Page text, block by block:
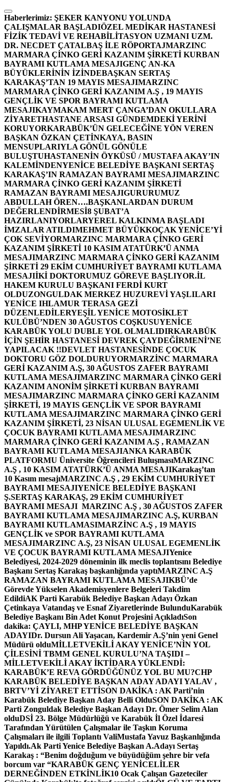
İçeriğe
atla
Haberlerimiz: ŞEKER KANYONU YOLUNDA
ÇALIŞMALAR BAŞLADIÖZEL MEDİKAR HASTANESİ
FİZİK TEDAVİ VE REHABİLİTASYON UZMANI UZM.
DR. NECDET ÇATALBAŞ İLE RÖPORTAJMARZINC
MARMARA ÇİNKO GERİ KAZANIM ŞİRKETİ KURBAN
BAYRAMI KUTLAMA MESAJIGENÇ AN-KA
BÜYÜKLERİNİN İZİNDEBAŞKAN SERTAŞ
KARAKAŞ’TAN 19 MAYIS MESAJIMARZINC
MARMARA ÇİNKO GERİ KAZANIM A.Ş , 19 MAYIS
GENÇLİK VE SPOR BAYRAMI KUTLAMA
MESAJIKAYMAKAM MERT ÇANGA’DAN OKULLARA
ZİYARETHASTANE ARSASI GÜNDEMDEKİ YERİNİ
KORUYORKARABÜK’ÜN GELECEĞİNE YÖN VEREN
BAŞKAN ÖZKAN ÇETİNKAYA, BASIN
MENSUPLARIYLA GÖNÜL GÖNÜLE
BULUŞTUHASTANENİN ÖYKÜSÜ / MUSTAFA AKAY’IN
KALEMİNDENYENİCE BELEDİYE BAŞKANI SERTAŞ
KARAKAŞ’IN RAMAZAN BAYRAMI MESAJIMARZINC
MARMARA ÇİNKO GERİ KAZANIM ŞİRKETİ
RAMAZAN BAYRAMI MESAJIGURURUMUZ
ABDULLAH ÖREN….BAŞKANLARDAN DURUM
DEĞERLENDİRMESİ8 ŞUBAT’A
HAZIRLANIYORLARYEREL KALKINMA BAŞLADI
İMZALAR ATILDIMEHMET BÜYÜKKOÇAK YENİCE’Yİ
ÇOK SEVİYORMARZINC MARMARA ÇİNKO GERİ
KAZANIM ŞİRKETİ 10 KASIM ATATÜRK’Ü ANMA
MESAJIMARZINC MARMARA ÇİNKO GERİ KAZANIM
ŞİRKETİ 29 EKİM CUMHURİYET BAYRAMI KUTLAMA
MESAJIİKİ DOKTORUMUZ GÖREVE BAŞLIYOR.İL
HAKEM KURULU BAŞKANI FERDİ KURT
OLDUZONGULDAK MERKEZ HUZUREVİ YAŞLILARI
YENİCE IHLAMUR TERASA GEZİ
DÜZENLEDİLERYEŞİL YENİCE MOTOSİKLET
KULÜBÜ’NDEN 30 AĞUSTOS COŞKUSUYENİCE
KARABÜK YOLU DUBLE YOL OLMALIDIRKARABÜK
İÇİN ŞEHİR HASTANESİ DEVREK ÇAYDEĞİRMENİ’NE
YAPILACAK !!DEVLET HASTANESİNDE ÇOCUK
DOKTORU GÖZ DOLDURUYORMARZİNC MARMARA
GERİ KAZANIM A.Ş, 30 AĞUSTOS ZAFER BAYRAMI
KUTLAMA MESAJIMARZINC MARMARA ÇİNKO GERİ
KAZANIM ANONİM ŞİRKETİ KURBAN BAYRAMI
MESAJIMARZINC MARMARA ÇİNKO GERİ KAZANIM
ŞİRKETİ, 19 MAYIS GENÇLİK VE SPOR BAYRAMI
KUTLAMA MESAJIMARZINC MARMARA ÇİNKO GERİ
KAZANIM ŞİRKETİ, 23 NİSAN ULUSAL EGEMENLİK VE
ÇOCUK BAYRAMI KUTLAMA MESAJIMARZINC
MARMARA ÇİNKO GERİ KAZANIM A.Ş , RAMAZAN
BAYRAMI KUTLAMA MESAJIANKA KARABÜK
PLATFORMU Üniversite Öğrencileri BuluşmasıMARZINC
A.Ş , 10 KASIM ATATÜRK’Ü ANMA MESAJIKarakaş’tan
10 Kasım mesajıMARZINC A.Ş , 29 EKİM CUMHURİYET
BAYRAMI MESAJIYENİCE BELEDİYE BAŞKANI
Ş.SERTAŞ KARAKAŞ, 29 EKİM CUMHURİYET
BAYRAMI MESAJI MARZINC A.Ş , 30 AĞUSTOS ZAFER
BAYRAMI KUTLAMA MESAJIMARZINC A.Ş, KURBAN
BAYRAMI KUTLAMASIMARZİNC A.Ş , 19 MAYIS
GENÇLİK ve SPOR BAYRAMI KUTLAMA
MESAJIMARZINC A.Ş, 23 NİSAN ULUSAL EGEMENLİK
VE ÇOCUK BAYRAMI KUTLAMA MESAJIYenice
Belediyesi, 2024-2029 döneminin ilk meclis toplantısını Belediye
Başkanı Sertaş Karakaş başkanlığında yaptıMARZINC A.Ş
RAMAZAN BAYRAMI KUTLAMA MESAJIKBÜ’de
Görevde Yükselen Akademisyenlere Belgeleri Takdim
EdildiAK Parti Karabük Belediye Başkan Adayı Özkan
Çetinkaya Vatandaş ve Esnaf Ziyaretlerinde BulunduKarabük
Belediye Başkanı Bin Adet Konut Projesini AçıkladıSon
dakika: ÇAYLI, MHP YENİCE BELEDİYE BAŞKAN
ADAYIDr. Dursun Ali Yaşacan, Kardemir A.Ş’nin yeni Genel
Müdürü olduMİLLETVEKİLİ AKAY YENİCE’NİN YOL
ÇİLESİNİ TBMM GENEL KURULU’NA TAŞIDI –
MİLLETVEKİLİ AKAY İKTİDARA YÜKLENDİ:
KARABÜK’E REVA GÖRDÜĞÜNÜZ YOL BU MU?CHP
KARABÜK BELEDİYE BAŞKAN ADAY ADAYI YALAV ,
BRTV’Yİ ZİYARET ETTİSON DAKİKA : AK Parti’nin
Karabük Belediye Başkan Aday Belli OlduSON DAKİKA : AK
Parti Zonguldak Belediye Başkan Adayı Dr. Ömer Selim Alan
olduDSİ 23. Bölge Müdürlüğü ve Karabük İl Özel İdaresi
Tarafından Yürütülen Çalışmalar ile Taşkın Koruma
Çalışmaları ile ilgili Toplantı ValiMustafa Yavuz Başkanlığında
Yapıldı.Ak Parti Yenice Belediye Başkan A.Adayı Sertaş
Karakaş : “Benim doğduğum ve büyüdüğüm şehre bir vefa
borcum var “KARABÜK GENÇ YENİCELİLER
DERNEĞİNDEN ETKİNLİK10 Ocak Çalışan Gazeteciler